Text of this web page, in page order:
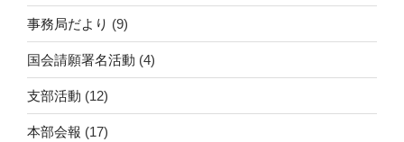
事務局だより (9)
国会請願署名活動 (4)
支部活動 (12)
本部会報 (17)